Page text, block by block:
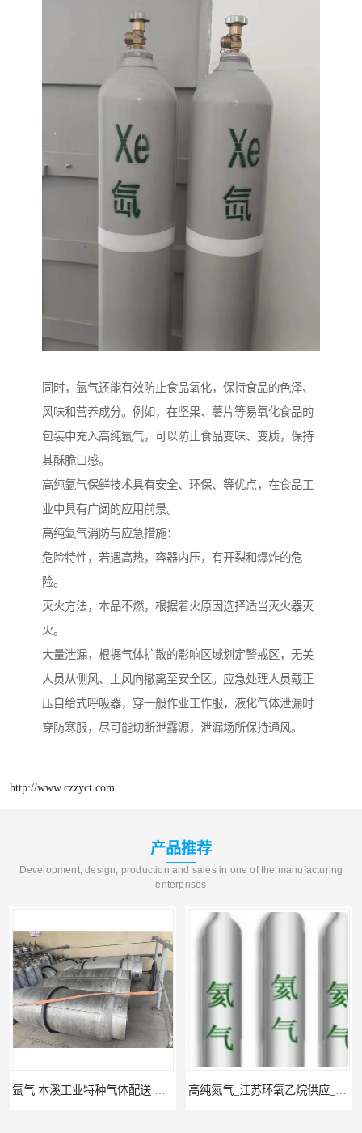
同时，氩气还能有效防止食品氧化，保持食品的色泽、
风味和营养成分。例如，在坚果、薯片等易氧化食品的
包装中充入高纯氩气，可以防止食品变味、变质，保持
其酥脆口感。
高纯氩气保鲜技术具有安全、环保、等优点，在食品工
业中具有广阔的应用前景。
高纯氩气消防与应急措施：
危险特性，若遇高热，容器内压，有开裂和爆炸的危
险。
灭火方法，本品不燃，根据着火原因选择适当灭火器灭
火。
大量泄漏，根据气体扩散的影响区域划定警戒区，无关
人员从侧风、上风向撤离至安全区。应急处理人员戴正
压自给式呼吸器，穿一般作业工作服，液化气体泄漏时
穿防寒服，尽可能切断泄露源，泄漏场所保持通风。
http://www.czzyct.com
产品推荐
Development, design, production and sales in one of the manufacturing
enterprises
氩气 本溪工业特种气体配送 工业气体 高纯氮气_江苏环氧乙烷供应_泳鑫气体